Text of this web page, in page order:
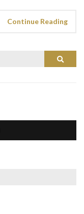
Continue Reading
Search